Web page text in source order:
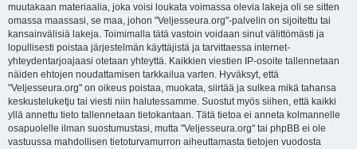
muutakaan materiaalia, joka voisi loukata voimassa olevia lakeja oli se sitten
omassa maassasi, se maa, johon "Veljesseura.org"-palvelin on sijoitettu tai
kansainvälisiä lakeja. Toimimalla tätä vastoin voidaan sinut välittömästi ja
lopullisesti poistaa järjestelmän käyttäjistä ja tarvittaessa internet-
yhteydentarjoajaasi otetaan yhteyttä. Kaikkien viestien IP-osoite tallennetaan
näiden ehtojen noudattamisen tarkkailua varten. Hyväksyt, että
"Veljesseura.org" on oikeus poistaa, muokata, siirtää ja sulkea mikä tahansa
keskusteluketju tai viesti niin halutessamme. Suostut myös siihen, että kaikki
yllä annettu tieto tallennetaan tietokantaan. Tätä tietoa ei anneta kolmannelle
osapuolelle ilman suostumustasi, mutta "Veljesseura.org" tai phpBB ei ole
vastuussa mahdollisen tietoturvamurron aiheuttamasta tietojen vuodosta